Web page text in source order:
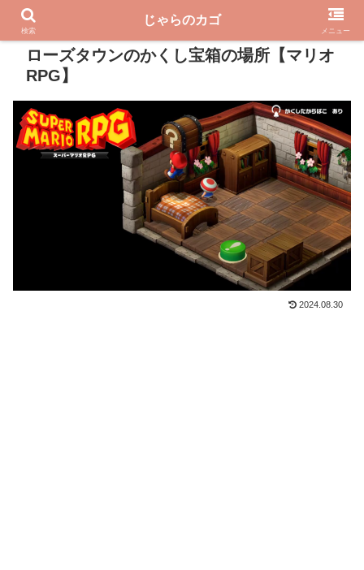
PR
ローズタウンのかくし宝箱の場所【マリオ
RPG】
2024.08.30
検索
じゃらのカゴ
メニュー